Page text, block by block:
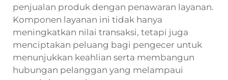
penjualan produk dengan penawaran layanan.
Komponen layanan ini tidak hanya
meningkatkan nilai transaksi, tetapi juga
menciptakan peluang bagi pengecer untuk
menunjukkan keahlian serta membangun
hubungan pelanggan yang melampaui